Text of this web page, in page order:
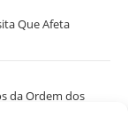
Que Afeta
da Ordem dos